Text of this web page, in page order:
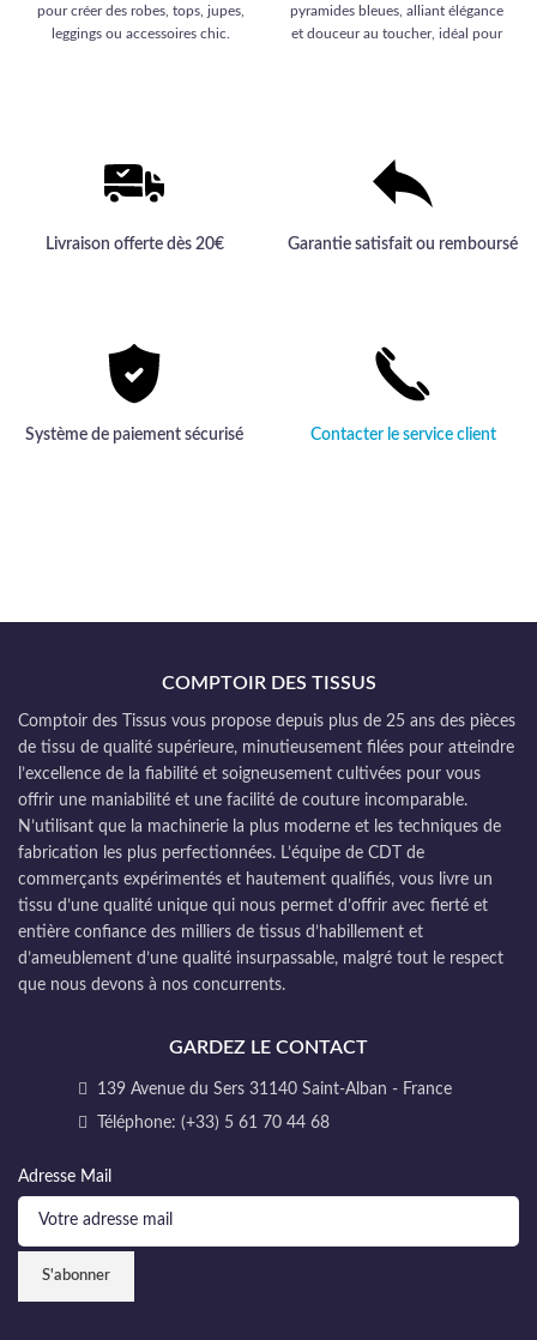
pour créer des robes, tops, jupes,
leggings ou accessoires chic.
pyramides bleues, alliant élégance
et douceur au toucher, idéal pour
Livraison offerte dès 20€ Garantie satisfait ou remboursé
Système de paiement sécurisé Contacter le service client
COMPTOIR DES TISSUS
Comptoir des Tissus vous propose depuis plus de 25 ans des pièces
de tissu de qualité supérieure, minutieusement filées pour atteindre
l’excellence de la fiabilité et soigneusement cultivées pour vous
offrir une maniabilité et une facilité de couture incomparable.
N’utilisant que la machinerie la plus moderne et les techniques de
fabrication les plus perfectionnées. L’équipe de CDT de
commerçants expérimentés et hautement qualifiés, vous livre un
tissu d’une qualité unique qui nous permet d’offrir avec fierté et
entière confiance des milliers de tissus d’habillement et
d’ameublement d’une qualité insurpassable, malgré tout le respect
que nous devons à nos concurrents.
GARDEZ LE CONTACT
139 Avenue du Sers 31140 Saint-Alban - France
Téléphone: (+33) 5 61 70 44 68
Adresse Mail